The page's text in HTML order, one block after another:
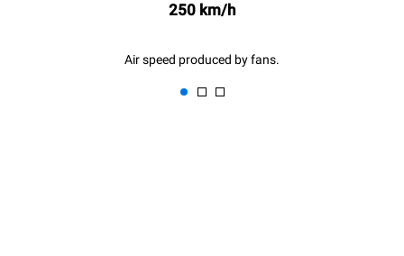
250 km/h
Air speed produced by fans.